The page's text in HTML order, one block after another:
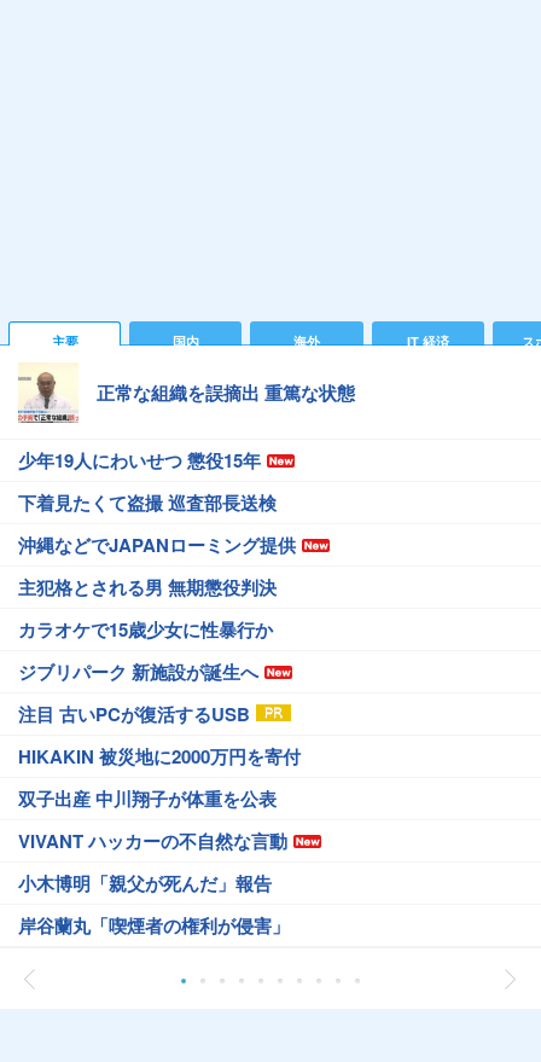
主要 国内 海外 IT 経済 ス
正常な組織を誤摘出 重篤な状態
少年19人にわいせつ 懲役15年
下着見たくて盗撮 巡査部長送検
沖縄などでJAPANローミング提供
主犯格とされる男 無期懲役判決
カラオケで15歳少女に性暴行か
ジブリパーク 新施設が誕生へ
注目 古いPCが復活するUSB
HIKAKIN 被災地に2000万円を寄付
双子出産 中川翔子が体重を公表
VIVANT ハッカーの不自然な言動
小木博明「親父が死んだ」報告
岸谷蘭丸「喫煙者の権利が侵害」